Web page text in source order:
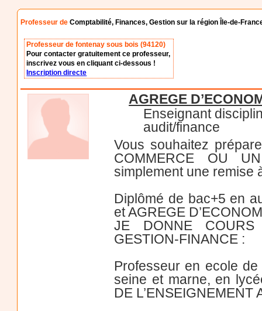
Professeur deComptabilité, Finances, Gestion sur la région Île-de-
Professeur de fontenay sous bois (94120)
Pour contacter gratuitement ce professeur,
inscrivez vous en cliquant ci-dessous !
Inscription directe
AGREGE
Enseignant
audit/finance
Vous souhaitez
COMMERCE OU
simplement une remise
Diplômé de bac+5 en
et AGREGE
JE DONNE COURS
GESTION-FINANCE :
Professeur en ecole
seine et marne, en
DE L’ENSEIGNEMENT